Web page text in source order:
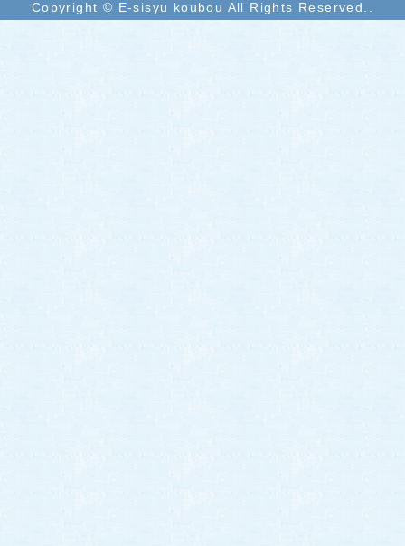
Copyright © E-sisyu koubou All Rights Reserved..